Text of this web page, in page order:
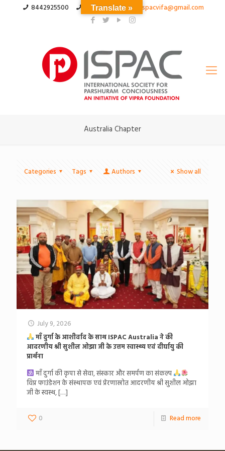
8442925500 03324555566 ispacvifa@gmail.com
Australia Chapter
Categories Tags Authors Show all
July 9, 2026
माँ दुर्गा के आशीर्वाद के साथ ISPAC Australia ने की
आदरणीय श्री सुशील ओझा जी के उत्तम स्वास्थ्य एवं दीर्घायु की
प्रार्थना
माँ दुर्गा की कृपा से सेवा, संस्कार और समर्पण का संकल्प
विप्र फाउंडेशन के संस्थापक एवं प्रेरणास्रोत आदरणीय श्री सुशील ओझा
जी के स्वस्थ,[…]
0 Read more
Translate »